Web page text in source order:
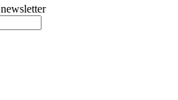
newsletter